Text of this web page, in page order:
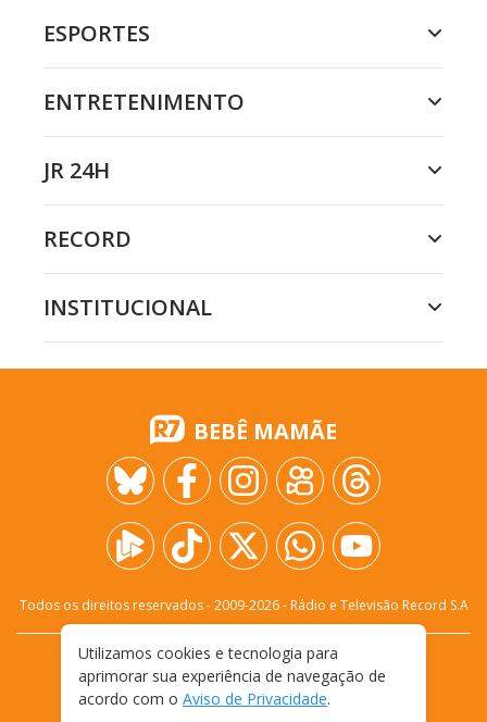
ESPORTES
ENTRETENIMENTO
JR 24H
RECORD
INSTITUCIONAL
BEBÊ MAMÃE
Todos os direitos reservados - 2009-2026- Rádio e Televisão Record S.A
FALE CONOSCO
PRIVACIDADE
TERMOS E CONDIÇÕES DE USO
Utilizamos cookies e tecnologia para
aprimorar sua experiência de navegação de
acordo com o Aviso de Privacidade.